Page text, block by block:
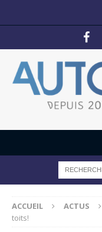
ACCUEIL ACTUS
toits!